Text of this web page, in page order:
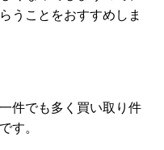
うことをおすすめしま
件でも多く買い取り件
す。